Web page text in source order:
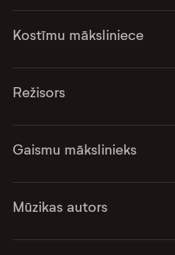
Kostīmu māksliniece
Režisors
Gaismu mākslinieks
Mūzikas autors